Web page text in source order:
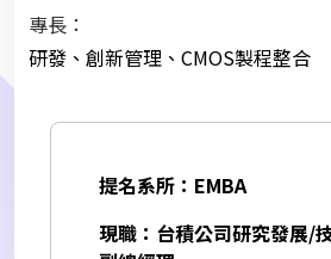
專長：
研發、創新管理、CMOS製程整合
提名系所：EMBA
現職：台積公司研究發展/